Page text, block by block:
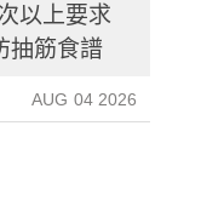
以上要求
按摩自救法 附防抽筋食譜
AUG 04 2026